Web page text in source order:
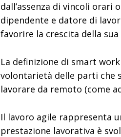
dall’assenza di vincoli
dipendente e datore di
favorire la crescita della
La definizione di smart
volontarietà delle parti che
lavorare da remoto (come
Il lavoro agile rappresenta
prestazione lavorativa è